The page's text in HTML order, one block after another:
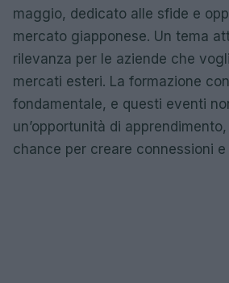
maggio, dedicato alle sfide e
mercato giapponese. Un tema
rilevanza per le aziende che
mercati esteri. La formazione
fondamentale, e questi eventi
un’opportunità di
chance per creare connessioni